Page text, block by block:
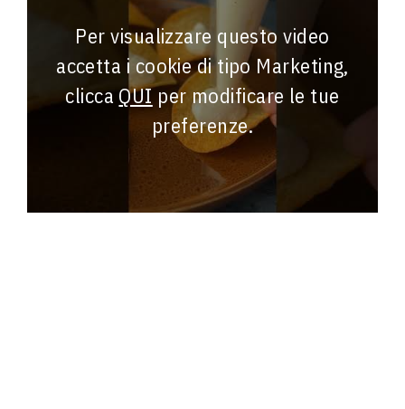
Per visualizzare questo video
accetta i cookie di tipo Marketing,
clicca QUIper modificare le tue
preferenze.